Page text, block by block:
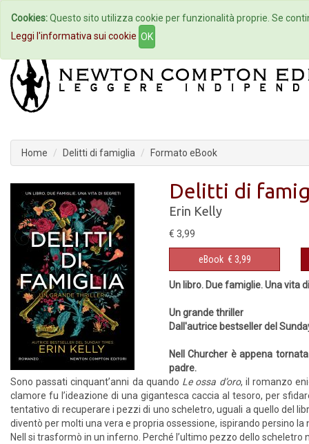
Home Autori Eventi
Home Delitti di famiglia Formato eBook
Delitti di
Erin Kelly
€ 3,99
eBook € 3,99
Un libro. Due famiglie. Una vita
Un grande thriller
Dall'autrice bestseller del
Nell Churcher è appena
padre.
Sono passati cinquant’anni da quando Le ossa d’oro, il romanzo
clamore fu l’ideazione di una gigantesca caccia al tesoro, per
tentativo di recuperare i pezzi di uno scheletro, uguali a quello del
diventò per molti una vera e propria ossessione, ispirando persino la
Nell si trasformò in un inferno. Perché l’ultimo pezzo dello
Cookies:Questo sito utilizza cookie per funzionalità proprie. Se
Leggi l'informativa sui cookie OK